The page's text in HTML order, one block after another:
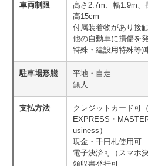
車両制限
高さ2.7m、幅1.9m、
高15cm
付属装着物があり接
他の自動車に損傷を
特殊・建設用特殊等)
駐車場形態
平地・自走
無人
支払方法
クレジットカード可
EXPRESS・
usiness）
現金・千円札使用可
電子決済可（スマホ決
領収書発行可